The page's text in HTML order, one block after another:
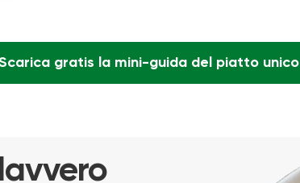
gratis la mini-guida del piatto unico